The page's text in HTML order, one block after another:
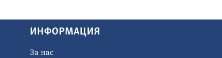
ИНФОРМАЦИЯ
За нас